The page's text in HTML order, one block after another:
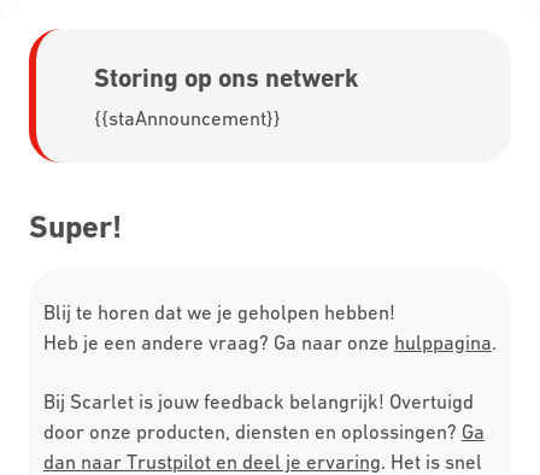
Storing op ons netwerk
{{staAnnouncement}}
Super!
Blij te horen dat we je geholpen hebben!
Heb je een andere vraag? Ga naar onze hulppagina.
Bij Scarlet is jouw feedback belangrijk! Overtuigd
door onze producten, diensten en oplossingen? Ga
dan naar Trustpilot en deel je ervaring. Het is snel